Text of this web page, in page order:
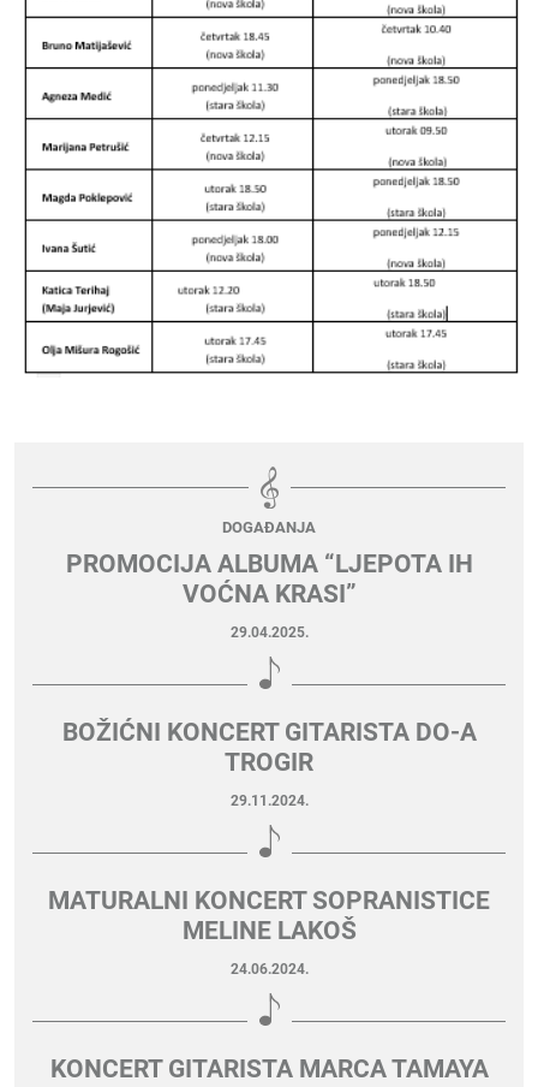
DOGAĐANJA
PROMOCIJA ALBUMA “LJEPOTA IH
VOĆNA KRASI”
29.04.2025.
BOŽIĆNI KONCERT GITARISTA DO-A
TROGIR
29.11.2024.
MATURALNI KONCERT SOPRANISTICE
MELINE LAKOŠ
24.06.2024.
KONCERT GITARISTA MARCA TAMAYA